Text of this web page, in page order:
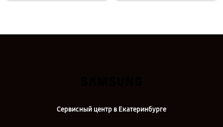
Сервисный центр в Екатеринбурге